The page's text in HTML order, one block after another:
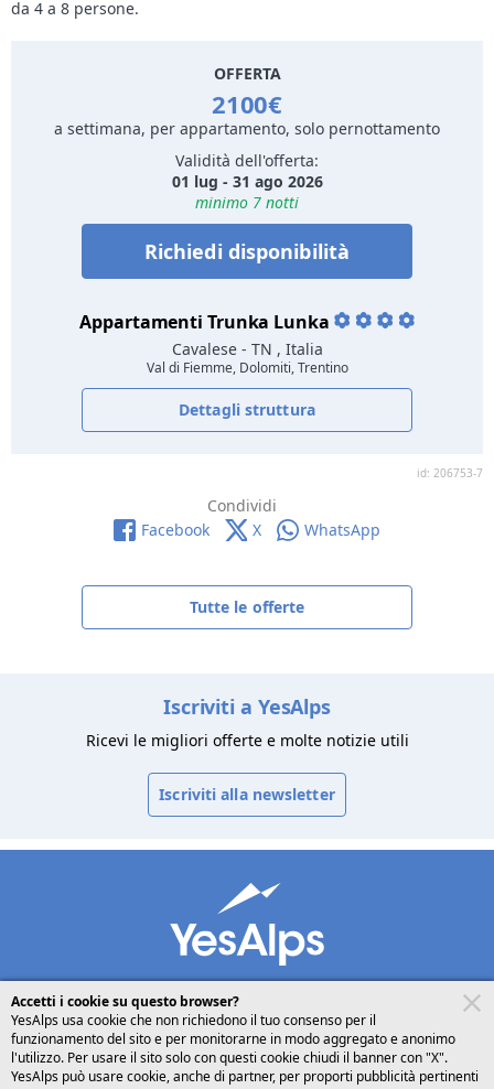
da 4 a 8 persone.
OFFERTA
2100€
a settimana, per appartamento, solo pernottamento
Validità dell'offerta:
01 lug - 31 ago 2026
minimo 7 notti
Richiedi disponibilità
Appartamenti Trunka Lunka
Cavalese - TN , Italia
Val di Fiemme, Dolomiti, Trentino
Dettagli struttura
id: 206753-7
Condividi
Facebook
X WhatsApp
Tutte le offerte
Iscriviti a YesAlps
Ricevi le migliori offerte e molte notizie utili
Iscriviti alla newsletter
desktop seguici su condividi
Accetti i cookie su questo browser?
YesAlps usa cookie che non richiedono il tuo consenso per il
funzionamento del sito e per monitorarne in modo aggregato e anonimo
l'utilizzo. Per usare il sito solo con questi cookie chiudi il banner con "X".
YesAlps può usare cookie, anche di partner, per proporti pubblicità pertinenti